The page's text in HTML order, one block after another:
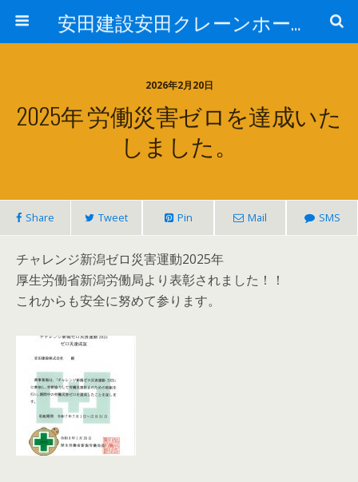
安田建設安田クレーンホームページ
2026年2月20日
2025年 労働災害ゼロを達成いた
しました。
Share Tweet Pin Mail SMS
チャレンジ新潟ゼロ災害運動2025年
厚生労働省新潟労働局より表彰されました！！
これからも安全に努めて参ります。